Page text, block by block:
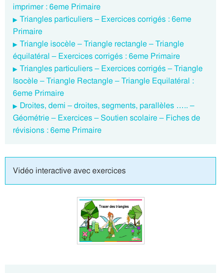
imprimer : 6eme Primaire
Triangles particuliers – Exercices corrigés : 6eme
Primaire
Triangle isocèle – Triangle rectangle – Triangle
équilatéral – Exercices corrigés : 6eme Primaire
Triangles particuliers – Exercices corrigés – Triangle
Isocèle – Triangle Rectangle – Triangle Equilatéral :
6eme Primaire
Droites, demi – droites, segments, parallèles ….. –
Géométrie – Exercices – Soutien scolaire – Fiches de
révisions : 6eme Primaire
Vidéo interactive avec exercices